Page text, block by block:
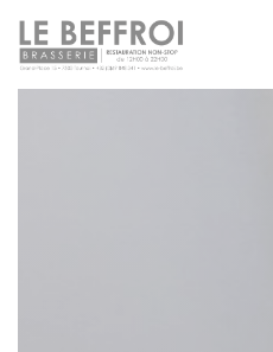
Personalizing your cookie choices